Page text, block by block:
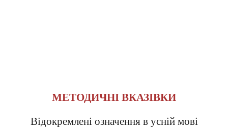
МЕТОДИЧНІ ВКАЗІВКИ
Відокремлені означення в усній мові